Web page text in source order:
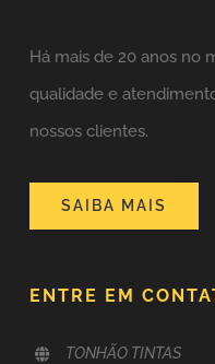
Há mais de 20 anos no
qualidade e
nossos clientes.
SAIBA MAIS
ENTRE EM
TONHÃO TINTAS